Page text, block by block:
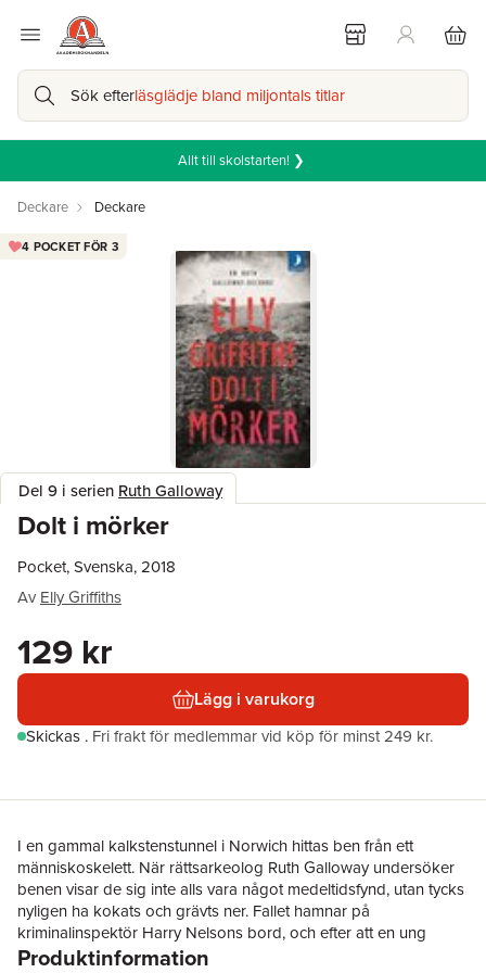
Sök efterläsglädje bland miljontals titlar
Allt till skolstarten! ❯
Deckare Deckare
Del 9 i serien Ruth Galloway
Dolt i mörker
4 POCKET FÖR 3
Pocket, Svenska, 2018
Av Elly Griffiths
129 kr
Lägg i varukorg
Skickas . Fri frakt för medlemmar vid köp för minst 249 kr.
I en gammal kalkstenstunnel i Norwich hittas ben från ett
människoskelett. När rättsarkeolog Ruth Galloway undersöker
benen visar de sig inte alls vara något medeltidsfynd, utan tycks
nyligen ha kokats och grävts ner. Fallet hamnar på
kriminalinspektör Harry Nelsons bord, och efter att en ung
kvinna anmälts försvunnen börjar han undersöka mystiska
Produktinformation